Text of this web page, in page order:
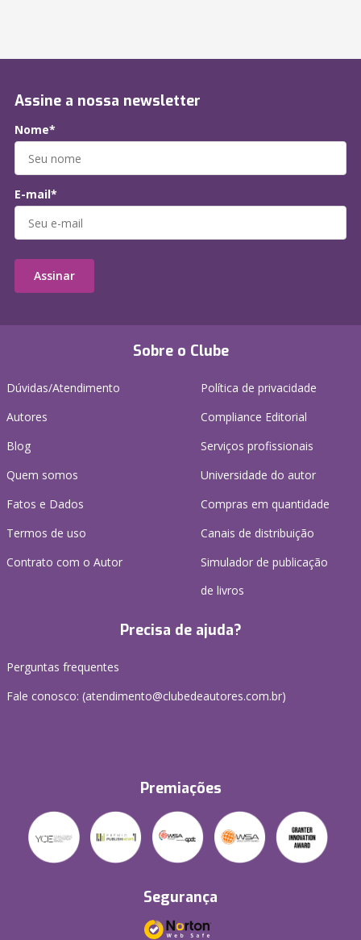
Sobre o Clube
Dúvidas/Atendimento
Autores
Blog
Quem somos
Fatos e Dados
Termos de uso
Contrato com o Autor
Política de privacidade
Compliance Editorial
Serviços profissionais
Universidade do autor
Compras em quantidade
Canais de distribuição
Simulador de publicação
de livros
Precisa de ajuda?
Perguntas frequentes
Fale conosco: (atendimento@clubedeautores.com.br)
Premiações
Segurança
Assine a nossa newsletter
Nome*
E-mail*
Assinar